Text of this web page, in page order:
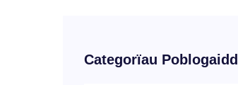
Categorïau Poblogaidd